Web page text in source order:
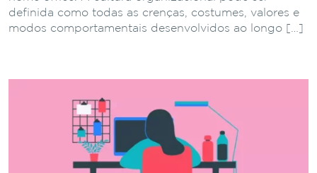
definida como todas as crenças, costumes, valores e
modos comportamentais desenvolvidos ao longo […]